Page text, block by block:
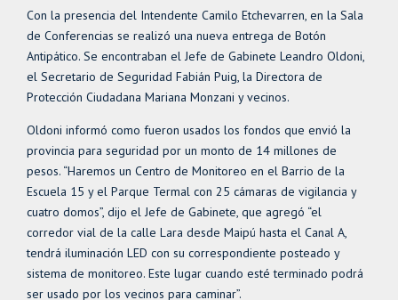
Con la presencia del Intendente Camilo Etchevarren, en la Sala
de Conferencias se realizó una nueva entrega de Botón
Antipático. Se encontraban el Jefe de Gabinete Leandro Oldoni,
el Secretario de Seguridad Fabián Puig, la Directora de
Protección Ciudadana Mariana Monzani y vecinos.
Oldoni informó como fueron usados los fondos que envió la
provincia para seguridad por un monto de 14 millones de
pesos. “Haremos un Centro de Monitoreo en el Barrio de la
Escuela 15 y el Parque Termal con 25 cámaras de vigilancia y
cuatro domos”, dijo el Jefe de Gabinete, que agregó “el
corredor vial de la calle Lara desde Maipú hasta el Canal A,
tendrá iluminación LED con su correspondiente posteado y
sistema de monitoreo. Este lugar cuando esté terminado podrá
ser usado por los vecinos para caminar”.